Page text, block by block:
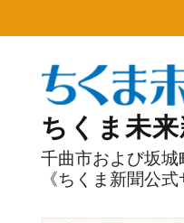
to
ちくま未来
千曲市および坂
《ちくま新聞公式